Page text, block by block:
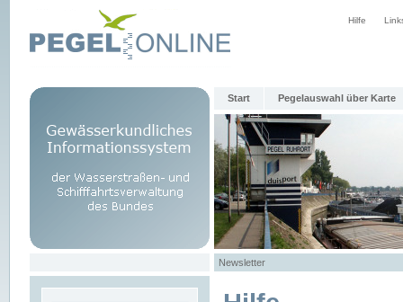
Hilfe
Start Pegelauswahl über Karte
Newsletter